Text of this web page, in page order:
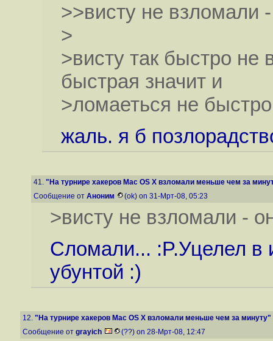
>>висту не взломали
>
>висту так быстро не
быстрая значит и
>ломаеться не быстро
жаль. я б
41. "На турнире хакеров Mac OS X взломали меньше чем за
Сообщение от Аноним (ok) on 31-Мрт-08, 05:23
>висту не взломали -
Сломали... :P.Уцелел в
убунтой :)
12. "На турнире хакеров Mac OS X взломали меньше чем за минуту"
Сообщение от grayich (??) on 28-Мрт-08, 12:47